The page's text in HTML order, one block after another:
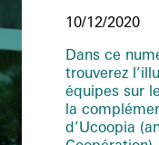
10/12/2020
Dans ce
trouverez
équipes sur
la
d’Ucoopia